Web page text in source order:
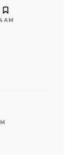
AM